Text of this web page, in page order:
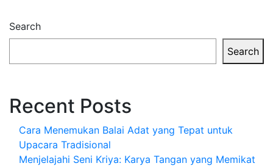
Search
Search
Recent Posts
Cara Menemukan Balai Adat yang Tepat untuk
Upacara Tradisional
Menjelajahi Seni Kriya: Karya Tangan yang Memikat